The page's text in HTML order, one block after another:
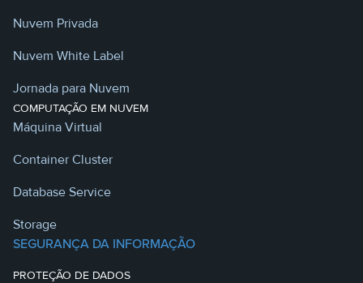
Nuvem Privada
Nuvem White Label
Jornada para Nuvem
COMPUTAÇÃO EM NUVEM
Máquina Virtual
Container Cluster
Database Service
Storage
SEGURANÇA DA INFORMAÇÃO
PROTEÇÃO DE DADOS